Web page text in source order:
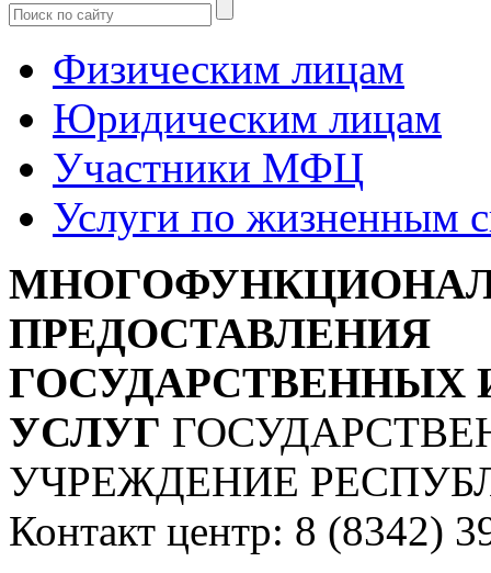
Физическим лицам
Юридическим лицам
Участники МФЦ
Услуги по жизненным
ПРЕДОСТАВЛЕНИЯ
УСЛУГ
УЧРЕЖДЕНИЕ
Контакт центр: 8 (8342)